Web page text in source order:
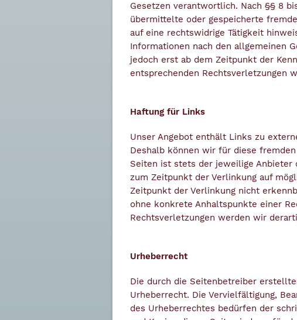
Gesetzen verantwortlich. Nach §§ 8
übermittelte oder gespeicherte
auf eine rechtswidrige Tätigkeit
Informationen nach den allgemeinen
jedoch erst ab dem Zeitpunkt der
entsprechenden Rechtsverletzungen
Haftung für Links
Unser Angebot enthält Links zu
Deshalb können wir für diese
Seiten ist stets der jeweilige
zum Zeitpunkt der Verlinkung auf
Zeitpunkt der Verlinkung nicht
ohne konkrete Anhaltspunkte einer
Rechtsverletzungen werden wir
Urheberrecht
Die durch die Seitenbetreiber
Urheberrecht. Die Vervielfältigung,
des Urheberrechtes bedürfen der